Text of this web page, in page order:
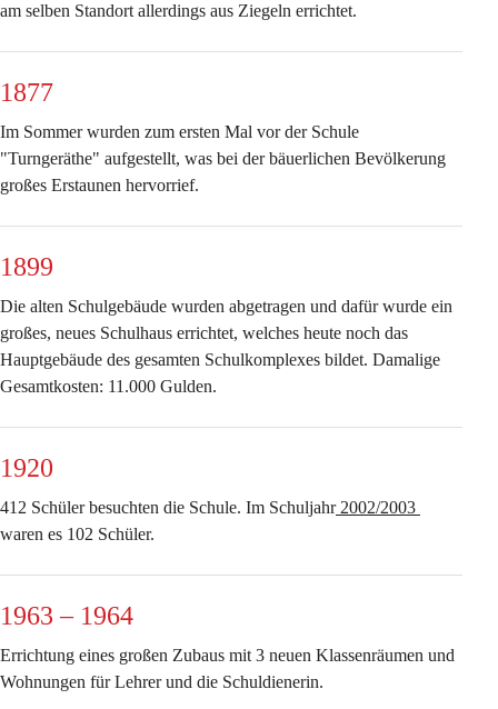
am selben Standort allerdings aus Ziegeln errichtet.
1877
Im Sommer wurden zum ersten Mal vor der Schule
"Turngeräthe" aufgestellt, was bei der bäuerlichen Bevölkerung
großes Erstaunen hervorrief.
1899
Die alten Schulgebäude wurden abgetragen und dafür wurde ein
großes, neues Schulhaus errichtet, welches heute noch das
Hauptgebäude des gesamten Schulkomplexes bildet. Damalige
Gesamtkosten: 11.000 Gulden.
1920
412 Schüler besuchten die Schule. Im Schuljahr 2002/2003
waren es 102 Schüler.
1963 – 1964
Errichtung eines großen Zubaus mit 3 neuen Klassenräumen und
Wohnungen für Lehrer und die Schuldienerin.